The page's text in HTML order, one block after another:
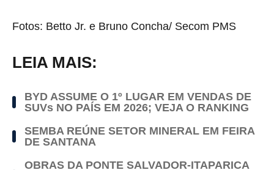
Fotos: Betto Jr. e Bruno Concha/ Secom PMS
LEIA MAIS:
BYD ASSUME O 1º LUGAR EM VENDAS DE
SUVs NO PAÍS EM 2026; VEJA O RANKING
SEMBA REÚNE SETOR MINERAL EM FEIRA
DE SANTANA
OBRAS DA PONTE SALVADOR-ITAPARICA